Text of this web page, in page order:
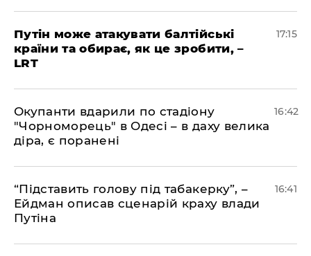
​Путін може атакувати балтійські
країни та обирає, як це зробити, –
LRT
17:15
​Окупанти вдарили по стадіону
"Чорноморець" в Одесі – в даху велика
діра, є поранені
16:42
​“Підставить голову під табакерку”, –
Ейдман описав сценарій краху влади
Путіна
16:41